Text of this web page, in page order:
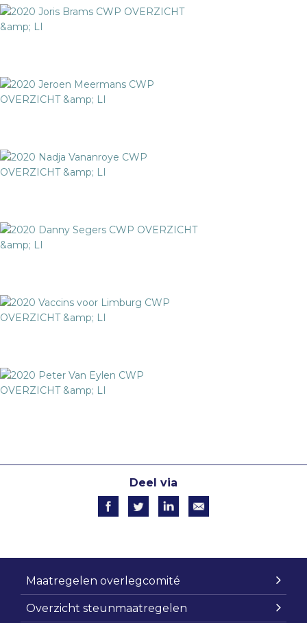
Deel via
Maatregelen overlegcomité
Overzicht steunmaatregelen